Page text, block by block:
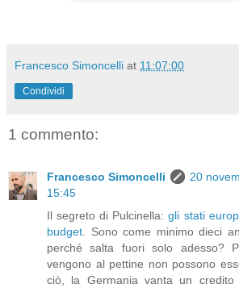
Francesco Simoncelli at 11:07:00
Condividi
1 commento:
Francesco Simoncelli
20
15:45
Il segreto di Pulcinella:gli stati
budget . Sono come minimo dieci
perché salta fuori solo adesso?
vengono al pettine non possono
ciò, la Germania vanta un